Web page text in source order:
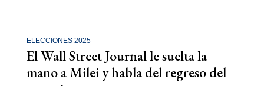
ELECCIONES 2025
El Wall Street Journal le suelta la
mano a Milei y habla del regreso del